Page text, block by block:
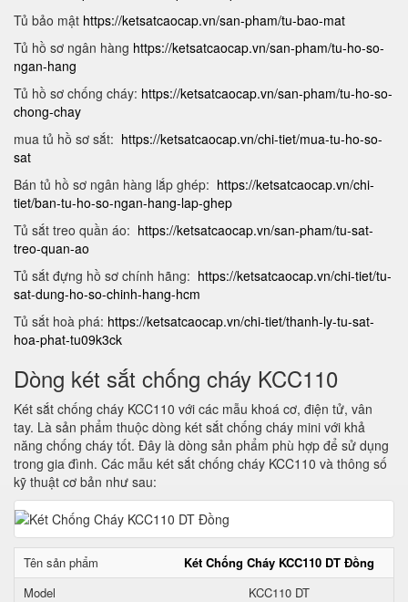
Tủ bảo mật https://ketsatcaocap.vn/san-pham/tu-bao-mat
Tủ hồ sơ ngân hàng https://ketsatcaocap.vn/san-pham/tu-ho-so-
ngan-hang
Tủ hồ sơ chống cháy: https://ketsatcaocap.vn/san-pham/tu-ho-so-
chong-chay
mua tủ hồ sơ sắt: https://ketsatcaocap.vn/chi-tiet/mua-tu-ho-so-
sat
Bán tủ hồ sơ ngân hàng lắp ghép: https://ketsatcaocap.vn/chi-
tiet/ban-tu-ho-so-ngan-hang-lap-ghep
Tủ sắt treo quần áo: https://ketsatcaocap.vn/san-pham/tu-sat-
treo-quan-ao
Tủ sắt đựng hồ sơ chính hãng: https://ketsatcaocap.vn/chi-tiet/tu-
sat-dung-ho-so-chinh-hang-hcm
Tủ sắt hoà phá: https://ketsatcaocap.vn/chi-tiet/thanh-ly-tu-sat-
hoa-phat-tu09k3ck
Dòng két sắt chống cháy KCC110
Két sắt chống cháy KCC110 với các mẫu khoá cơ, điện tử, vân
tay. Là sản phẩm thuộc dòng két sắt chống cháy mini với khả
năng chống cháy tốt. Đây là dòng sản phẩm phù hợp để sử dụng
trong gia đình. Các mẫu két sắt chống cháy KCC110 và thông số
kỹ thuật cơ bản như sau:
Tên sản phẩm
Két Chống Cháy KCC110 DT Đồng
Model
KCC110 DT